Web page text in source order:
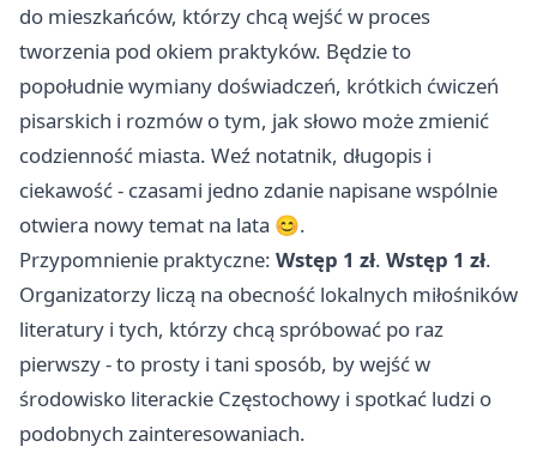
do mieszkańców, którzy chcą wejść w proces
tworzenia pod okiem praktyków. Będzie to
popołudnie wymiany doświadczeń, krótkich ćwiczeń
pisarskich i rozmów o tym, jak słowo może zmienić
codzienność miasta. Weź notatnik, długopis i
ciekawość - czasami jedno zdanie napisane wspólnie
otwiera nowy temat na lata 😊.
Przypomnienie praktyczne: Wstęp 1 zł. Wstęp 1 zł.
Organizatorzy liczą na obecność lokalnych miłośników
literatury i tych, którzy chcą spróbować po raz
pierwszy - to prosty i tani sposób, by wejść w
środowisko literackie Częstochowy i spotkać ludzi o
podobnych zainteresowaniach.